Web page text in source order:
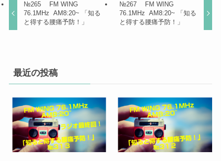
№265 FM WING
76.1MHz AM8:20~ 「知る
と得する腰痛予防！」
№267 FM WING
76.1MHz AM8:20~ 「知る
と得する腰痛予防！」
最近の投稿